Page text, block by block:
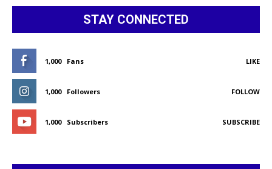
STAY CONNECTED
1,000 Fans LIKE
1,000 Followers FOLLOW
1,000 Subscribers SUBSCRIBE